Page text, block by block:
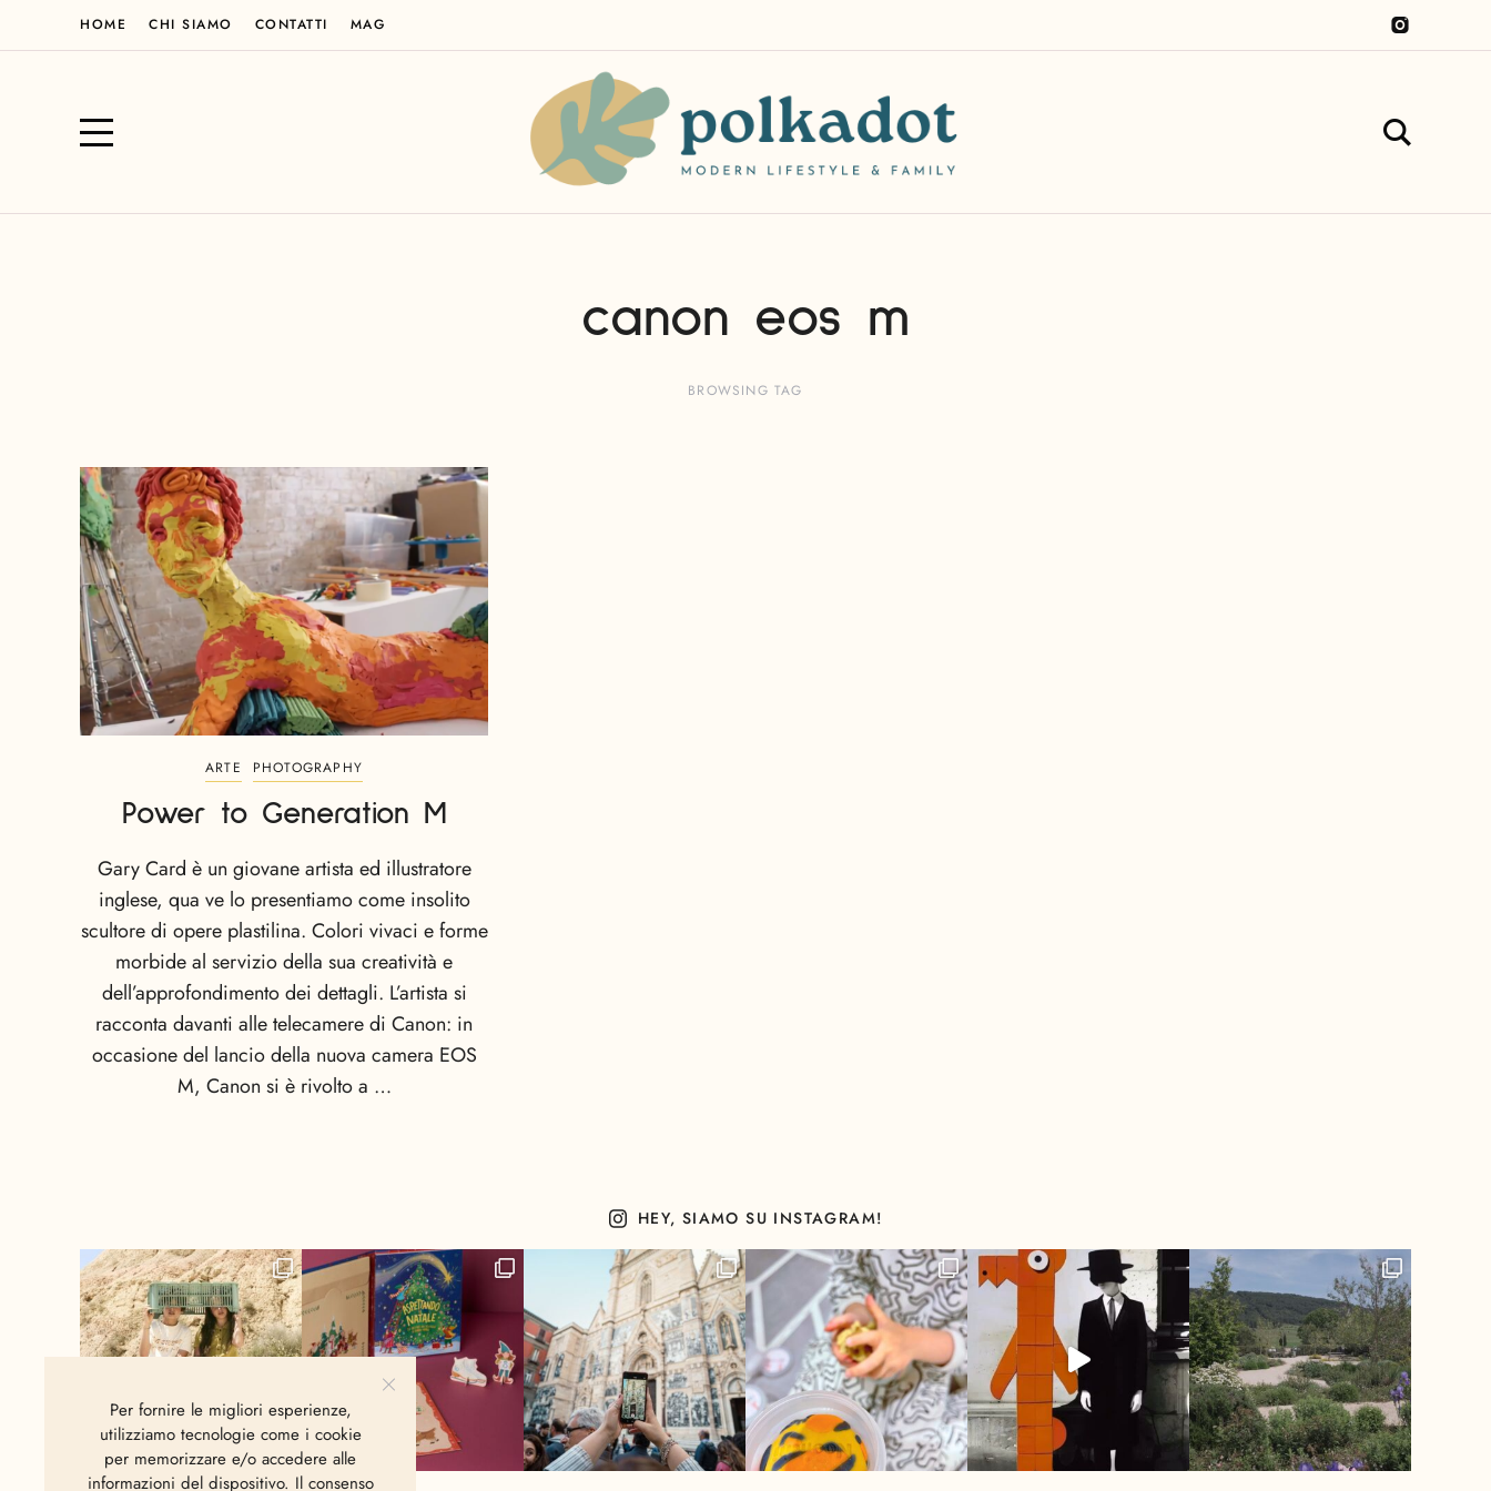
HOME CHI SIAMO CONTATTI MAG
canon eos m
BROWSING TAG
ARTE PHOTOGRAPHY
Power to Generation M
Gary Card è un giovane artista ed illustratore
inglese, qua ve lo presentiamo come insolito
scultore di opere plastilina. Colori vivaci e forme
morbide al servizio della sua creatività e
dell’approfondimento dei dettagli. L’artista si
racconta davanti alle telecamere di Canon: in
occasione del lancio della nuova camera EOS
M, Canon si è rivolto a …
HEY, SIAMO SU INSTAGRAM!
Per fornire le migliori esperienze,
utilizziamo tecnologie come i cookie
per memorizzare e/o accedere alle
informazioni del dispositivo. Il consenso